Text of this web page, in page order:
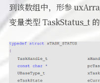
到该数组中，形参
变量类型 TaskStatus_t 的